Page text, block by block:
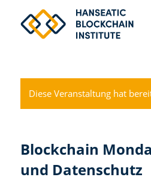
Diese Veranstaltung hat
Blockchain
und Datenschutz